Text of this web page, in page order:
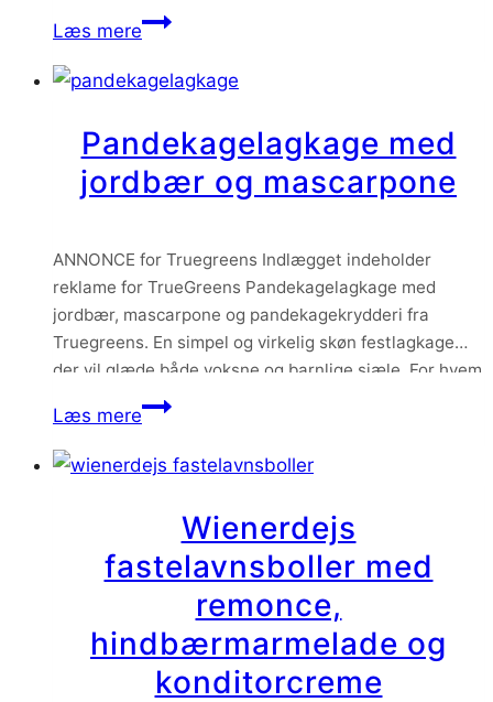
min absolut bedste opskrift på fastelavnsboller, og jeg
håber at i synes lige så godt om dem som…
Læs mereGammeldags
med
og
remonce
Pandekagelagkage med
jordbær og mascarpone
ANNONCE for Truegreens Indlægget indeholder
reklame for TrueGreens Pandekagelagkage med
jordbær, mascarpone og pandekagekrydderi fra
Truegreens. En simpel og virkelig skøn festlagkage
der vil glæde både voksne og barnlige sjæle. For hvem
er ikke vild med sådan en stak pandekager og så i
lagkageform?
Læs merePandekagelagkage
jordbær
mascarpone
Wienerdejs
fastelavnsboller med
remonce,
hindbærmarmelade og
konditorcreme